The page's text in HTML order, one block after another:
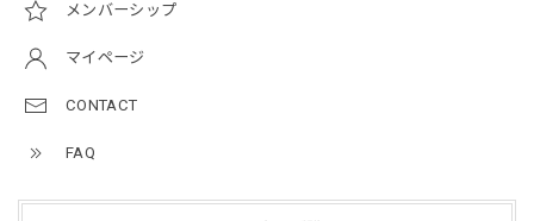
メンバーシップ
マイページ
CONTACT
FAQ